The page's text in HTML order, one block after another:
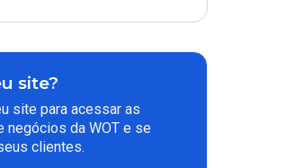
site?
site para acessar as
negócios da WOT e se
clientes.